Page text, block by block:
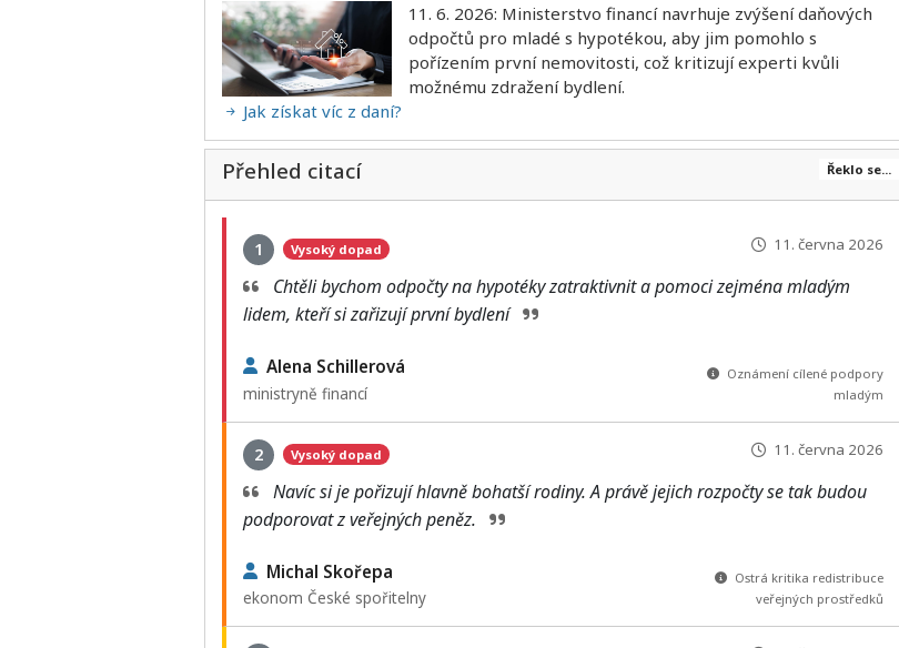
11. 6. 2026: Ministerstvo financí navrhuje zvýšení daňových
odpočtů pro mladé s hypotékou, aby jim pomohlo s
pořízením první nemovitosti, což kritizují experti kvůli
možnému zdražení bydlení.
Jak získat víc z daní?
Řeklo se...
Přehled citací
1 Vysoký dopad 11. června 2026
Chtěli bychom odpočty na hypotéky zatraktivnit a pomoci zejména mladým
lidem, kteří si zařizují první bydlení
Alena Schillerová
ministryně financí
Oznámení cílené podpory
mladým
2 Vysoký dopad 11. června 2026
Navíc si je pořizují hlavně bohatší rodiny. A právě jejich rozpočty se tak budou
podporovat z veřejných peněz.
Michal Skořepa
ekonom České spořitelny
Ostrá kritika redistribuce
veřejných prostředků